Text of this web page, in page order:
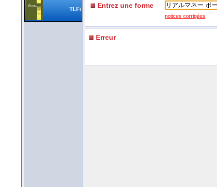
TLFi Entrez une forme
notices corrigées
Erreur